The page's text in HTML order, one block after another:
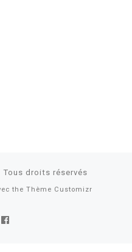
Tous droits réservés
the Thème Customizr